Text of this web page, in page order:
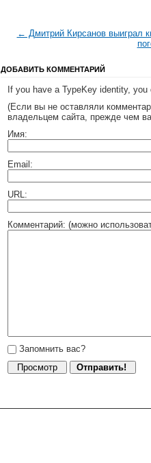
← Дмитрий Кирсанов выиграл
ДОБАВИТЬ КОММЕНТАРИЙ
If you have a TypeKey identity, you
(Если вы не оставляли
владельцем сайта, прежде чем
Имя:
Email:
URL:
Комментарий: (можно
Запомнить вас?